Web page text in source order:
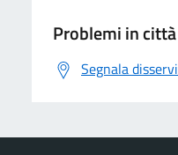
Problemi in città
Segnala